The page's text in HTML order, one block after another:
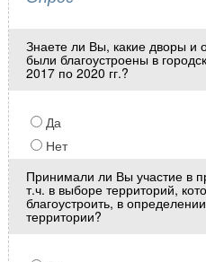
Знаете ли Вы, какие дворы и
были благоустроены в
2017 по 2020 гг.?
Да
Нет
Принимали ли Вы участие в
т.ч. в выборе территорий,
благоустроить, в
территории?